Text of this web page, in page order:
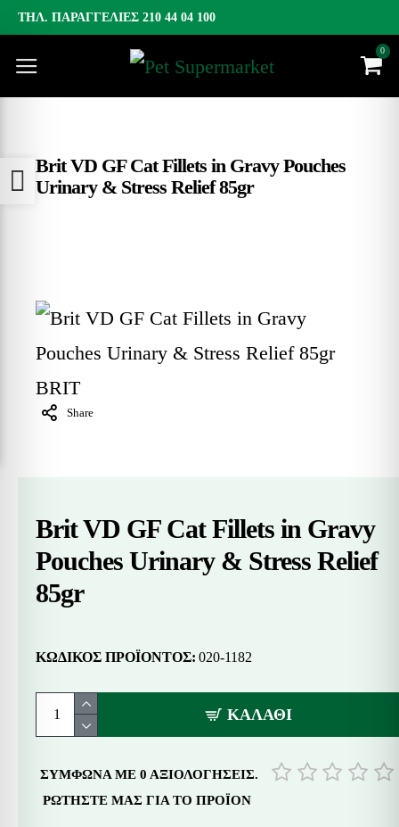
ΤΗΛ. ΠΑΡΑΓΓΕΛΙΕΣ 210 44 04 100
0
Brit VD GF Cat Fillets in Gravy Pouches
Urinary & Stress Relief 85gr
Share
Brit VD GF Cat Fillets in Gravy
Pouches Urinary & Stress Relief
85gr
ΚΩΔΙΚΌΣ ΠΡΟΪΌΝΤΟΣ: 020-1182
ΚΑΛΆΘΙ
ΣΎΜΦΩΝΑ ΜΕ 0 ΑΞΙΟΛΟΓΉΣΕΙΣ.
ΡΩΤΗΣΤΕ ΜΑΣ ΓΙΑ ΤΟ ΠΡΟΪΟΝ
Προσβασιμότητα